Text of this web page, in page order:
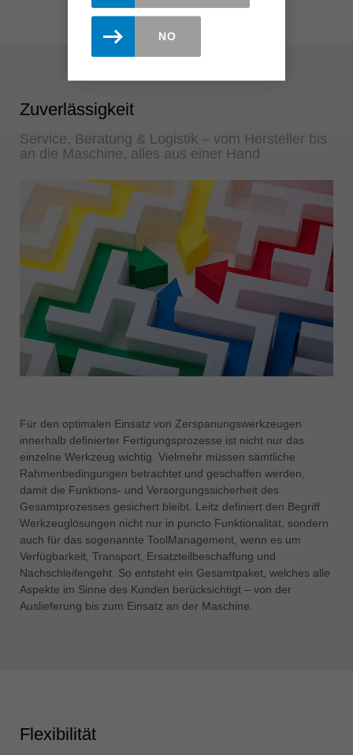
Zuverlässigkeit
Service, Beratung & Logistik – vom Hersteller bis
an die Maschine, alles aus einer Hand
Für den optimalen Einsatz von Zerspanungswerkzeugen
innerhalb definierter Fertigungsprozesse ist nicht nur das
einzelne Werkzeug wichtig. Vielmehr müssen sämtliche
Rahmenbedingungen betrachtet und geschaffen werden,
damit die Funktions- und Versorgungssicherheit des
Gesamtprozesses gesichert bleibt. Leitz definiert den Begriff
Werkzeuglösungen nicht nur in puncto Funktionalität, sondern
auch für das sogenannte ToolManagement, wenn es um
Verfügbarkeit, Transport, Ersatzteilbeschaffung und
Nachschleifengeht. So entsteht ein Gesamtpaket, welches alle
Aspekte im Sinne des Kunden berücksichtigt – von der
Auslieferung bis zum Einsatz an der Maschine.
Flexibilität
NO